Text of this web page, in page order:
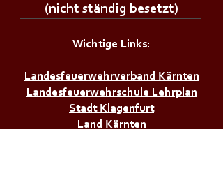
(nicht ständig besetzt)
Wichtige Links:
Landesfeuerwehrverband Kärnten
Landesfeuerwehrschule Lehrplan
Stadt Klagenfurt
Land Kärnten